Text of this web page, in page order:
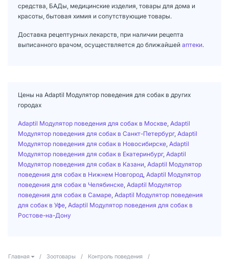
средства, БАДы, медицинские изделия, товары для дома и
красоты, бытовая химия и сопутствующие товары.
Доставка рецептурных лекарств, при наличии рецепта
выписанного врачом, осуществляется до ближайшей аптеки.
Цены на Adaptil Модулятор поведения для собак в других
городах
Adaptil Модулятор поведения для собак в Москве Adaptil
Модулятор поведения для собак в Санкт-Петербург, Adaptil
Модулятор поведения для собак в Новосибирске Adaptil
Модулятор поведения для собак в Екатеринбург, Adaptil
Модулятор поведения для собак в Казани Adaptil Модулятор
поведения для собак в Нижнем Новгород Adaptil Модулятор
поведения для собак в Челябинске Adaptil Модулятор
поведения для собак в Самаре Adaptil Модулятор поведения
для собак в Уфе Adaptil Модулятор поведения для собак в
Ростове-на-Дону
Главная / Зоотовары / Контроль поведения
/